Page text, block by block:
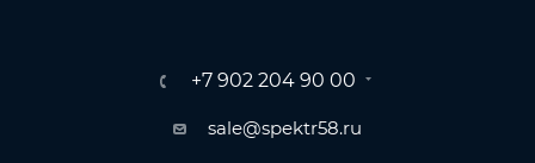
+7 902 204 90 00
sale@spektr58.ru